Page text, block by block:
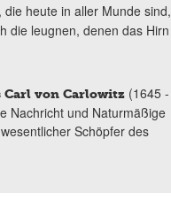
heute in aller Munde sind,
die leugnen, denen das Hirn
Carl von Carlowitz(1645 -
Nachricht und Naturmäßige
Schöpfer des